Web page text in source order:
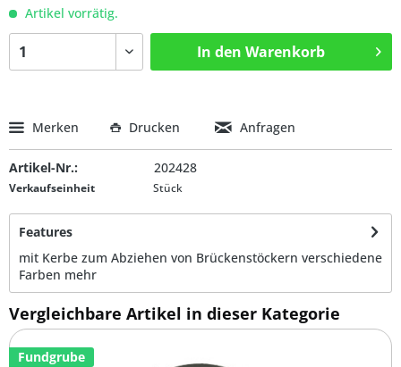
Artikel vorrätig.
In den Warenkorb
Merken Drucken Anfragen
Artikel-Nr.: 202428
Verkaufseinheit Stück
Features
mit Kerbe zum Abziehen von Brückenstöckern verschiedene
Farben mehr
Vergleichbare Artikel in dieser Kategorie
Fundgrube